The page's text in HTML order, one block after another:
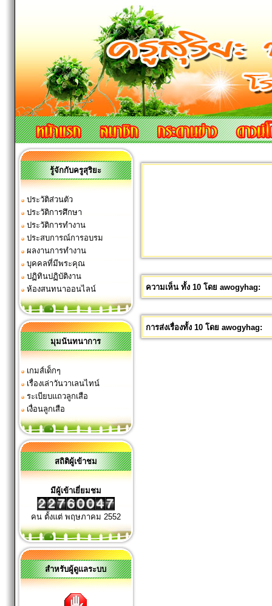
รู้จักกับครูสุริยะ
ประวัติส่วนตัว
ประวัติการศึกษา
ประวัติการทำงาน
ประสบการณ์การอบรม
ผลงานการทำงาน
บุคคลที่มีพระคุณ
ปฏิทินปฏิบัติงาน
ห้องสนทนาออนไลน์
มุมนันทนาการ
เกมส์เด็กๆ
เรื่องเล่าวันวาเลนไทน์
ระเบียบแถวลูกเสือ
เงื่อนลูกเสือ
สถิติผู้เข้าชม
มีผู้เข้าเยี่ยมชม
คน ตั้งแต่ พฤษภาคม 2552
สำหรับผู้ดูแลระบบ
ความเห็น ทั้ง 10 โดย awogyhag:
การส่งเรื่องทั้ง 10 โดย awogyhag: